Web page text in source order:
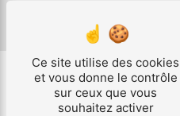
Ce site utilise des cookies
et vous donne le contrôle
sur ceux que vous
souhaitez activer